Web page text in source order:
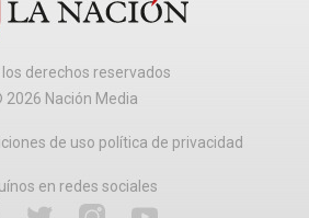
derechos reservados
2026 Nación Media
de uso política de privacidad
en redes sociales